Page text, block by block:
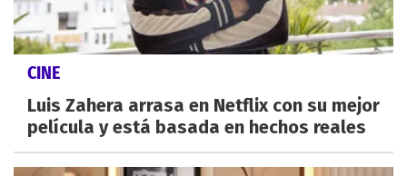
CINE
Luis Zahera arrasa en Netflix con su mejor
película y está basada en hechos reales